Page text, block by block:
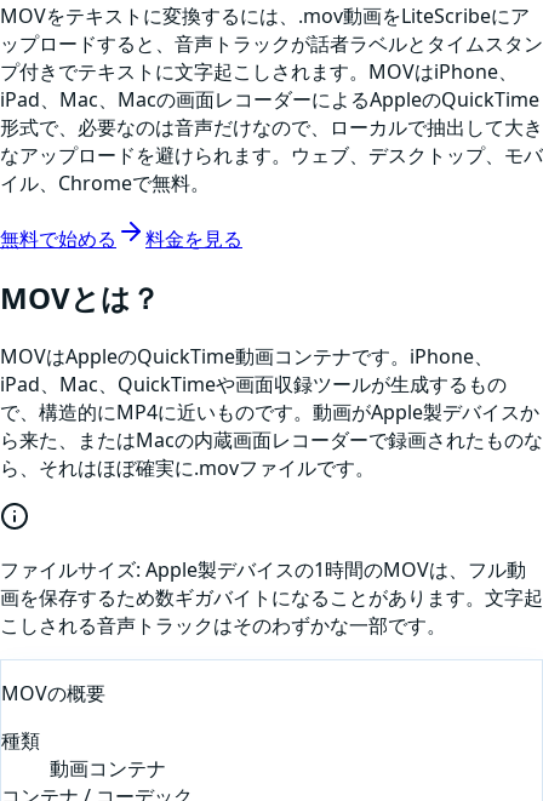
MOVをテキストに変換するには、.mov動画をLiteScribeにア
ップロードすると、音声トラックが話者ラベルとタイムスタン
プ付きでテキストに文字起こしされます。MOVはiPhone、
iPad、Mac、Macの画面レコーダーによるAppleのQuickTime
形式で、必要なのは音声だけなので、ローカルで抽出して大き
なアップロードを避けられます。ウェブ、デスクトップ、モバ
イル、Chromeで無料。
無料で始める 料金を見る
MOVとは？
MOVはAppleのQuickTime動画コンテナです。iPhone、
iPad、Mac、QuickTimeや画面収録ツールが生成するもの
で、構造的にMP4に近いものです。動画がApple製デバイスか
ら来た、またはMacの内蔵画面レコーダーで録画されたものな
ら、それはほぼ確実に.movファイルです。
ファイルサイズ: Apple製デバイスの1時間のMOVは、フル動
画を保存するため数ギガバイトになることがあります。文字起
こしされる音声トラックはそのわずかな一部です。
MOVの概要
種類
動画コンテナ